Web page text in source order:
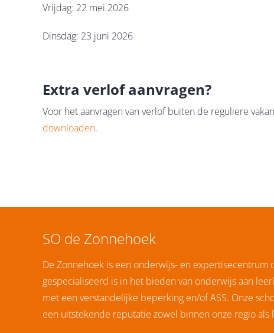
Vrijdag: 22 mei 2026
Dinsdag: 23 juni 2026
Extra verlof aanvragen?
Voor het aanvragen van verlof buiten de reguliere
downloaden.
SO de Zonnehoek
De Zonnehoek is een onderwijs- en expertisecentrum
gespecialiseerd is in het bieden van onderwijs aan
met een verstandelijke beperking en/of ASS. Onze
een uitstekende reputatie zowel binnen onze regio als